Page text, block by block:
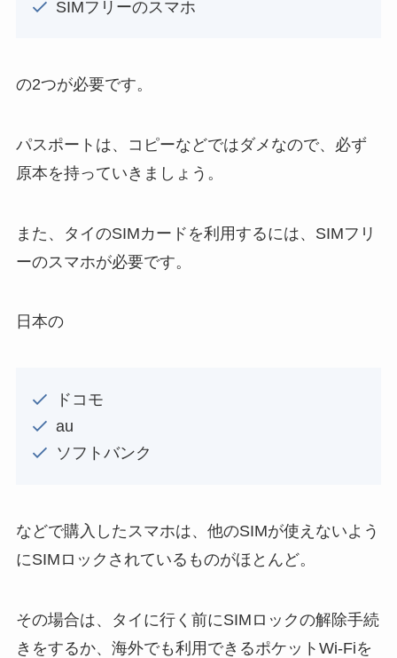
SIMフリーのスマホ
の2つが必要です。
パスポートは、コピーなどではダメなので、必ず
原本を持っていきましょう。
また、タイのSIMカードを利用するには、SIMフリ
ーのスマホが必要です。
日本の
ドコモ
au
ソフトバンク
などで購入したスマホは、他のSIMが使えないよう
にSIMロックされているものがほとんど。
その場合は、タイに行く前にSIMロックの解除手続
きをするか、海外でも利用できるポケットWi-Fiを